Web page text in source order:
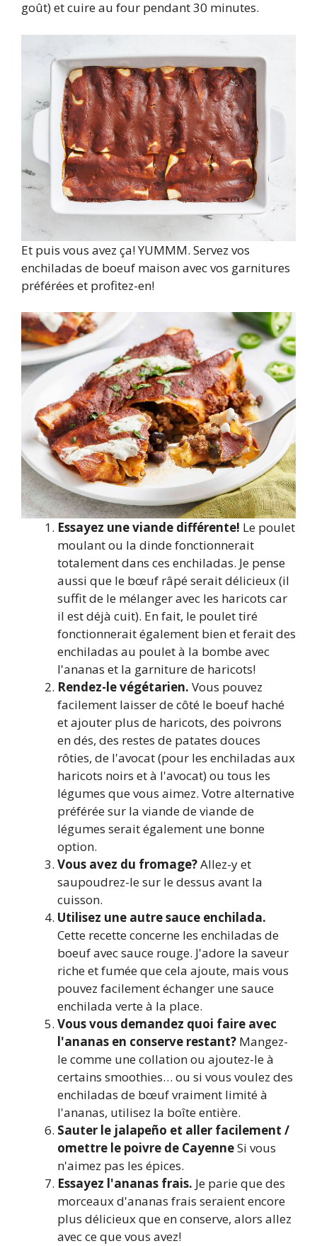
goût) et cuire au four pendant 30 minutes.
Et puis vous avez ça! YUMMM. Servez vos
enchiladas de boeuf maison avec vos garnitures
préférées et profitez-en!
Essayez une viande différente! Le poulet
moulant ou la dinde fonctionnerait
totalement dans ces enchiladas. Je pense
aussi que le bœuf râpé serait délicieux (il
suffit de le mélanger avec les haricots car
il est déjà cuit). En fait, le poulet tiré
fonctionnerait également bien et ferait des
enchiladas au poulet à la bombe avec
l'ananas et la garniture de haricots!
Rendez-le végétarien. Vous pouvez
facilement laisser de côté le boeuf haché
et ajouter plus de haricots, des poivrons
en dés, des restes de patates douces
rôties, de l'avocat (pour les enchiladas aux
haricots noirs et à l'avocat) ou tous les
légumes que vous aimez. Votre alternative
préférée sur la viande de viande de
légumes serait également une bonne
option.
Vous avez du fromage?Allez-y et
saupoudrez-le sur le dessus avant la
cuisson.
Utilisez une autre sauce enchilada.
Cette recette concerne les enchiladas de
boeuf avec sauce rouge. J'adore la saveur
riche et fumée que cela ajoute, mais vous
pouvez facilement échanger une sauce
enchilada verte à la place.
Vous vous demandez quoi faire avec
l'ananas en conserve restant? Mangez-
le comme une collation ou ajoutez-le à
certains smoothies… ou si vous voulez des
enchiladas de bœuf vraiment limité à
l'ananas, utilisez la boîte entière.
Sauter le jalapeño et aller facilement /
omettre le poivre de CayenneSi vous
n'aimez pas les épices.
Essayez l'ananas frais. Je parie que des
morceaux d'ananas frais seraient encore
plus délicieux que en conserve, alors allez
avec ce que vous avez!